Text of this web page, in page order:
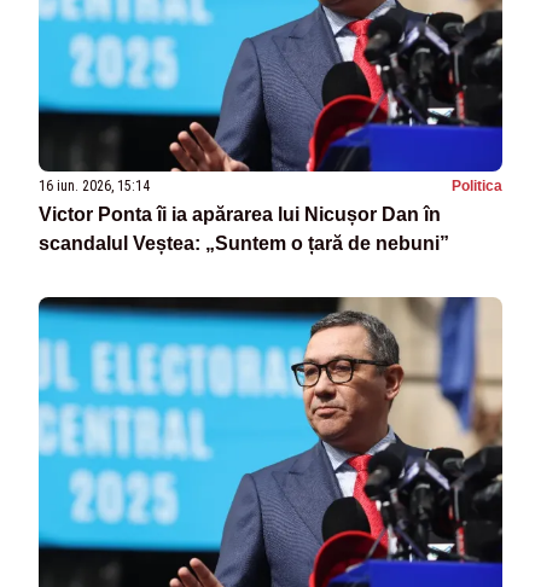
16 iun. 2026, 15:14 Politica
Victor Ponta îi ia apărarea lui Nicușor Dan în
scandalul Veștea: „Suntem o țară de nebuni”